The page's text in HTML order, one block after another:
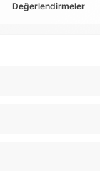
Değerlendirmeler